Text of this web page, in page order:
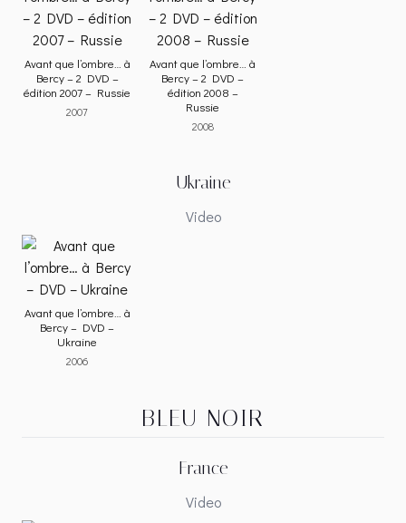
Avant que l’ombre… à
Bercy – 2 DVD –
édition 2007 – Russie
2007
Avant que l’ombre… à
Bercy – 2 DVD –
édition 2008 –
Russie
2008
Ukraine
Video
Avant que l’ombre… à
Bercy – DVD –
Ukraine
2006
BLEU NOIR
France
Video